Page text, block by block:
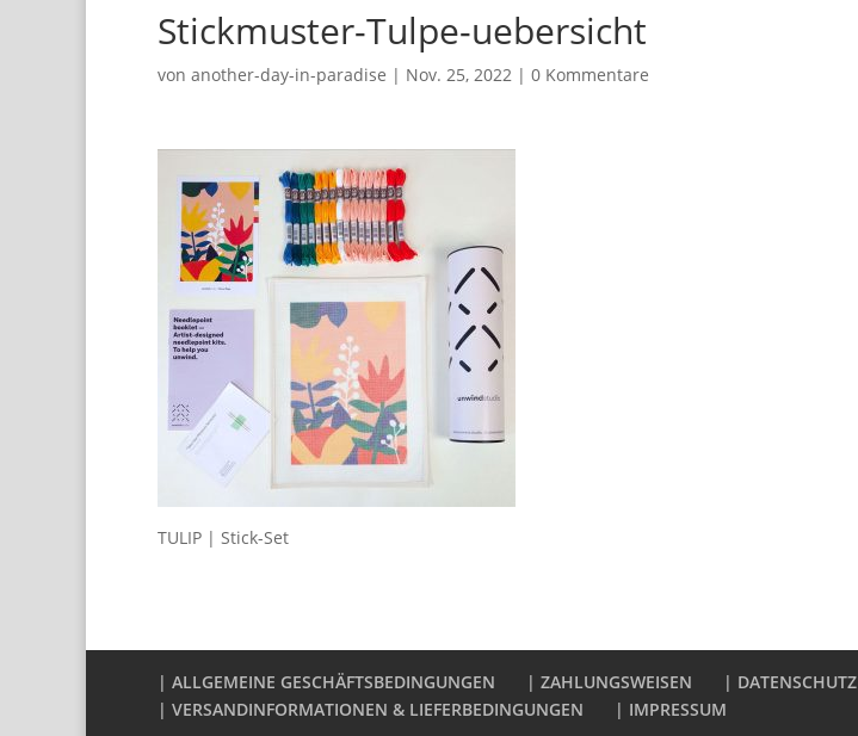
Stickmuster-Tulpe-uebersicht
von another-day-in-paradise | Nov. 25, 2022 | 0 Kommentare
TULIP | Stick-Set
| ALLGEMEINE GESCHÄFTSBEDINGUNGEN | ZAHLUNGSWEISEN | DATENSCHUTZ
| VERSANDINFORMATIONEN & LIEFERBEDINGUNGEN
| IMPRESSUM